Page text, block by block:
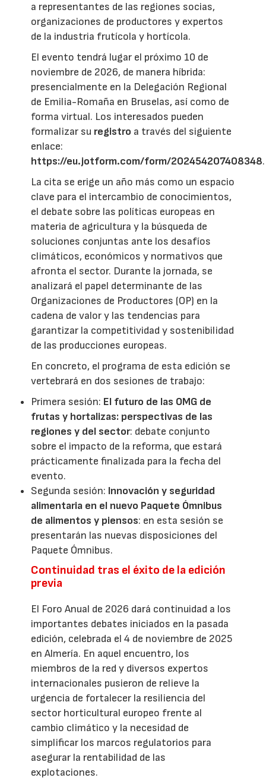
a representantes de las regiones socias,
organizaciones de productores y expertos
de la industria frutícola y hortícola.
El evento tendrá lugar el próximo 10 de
noviembre de 2026, de manera híbrida:
presencialmente en la Delegación Regional
de Emilia-Romaña en Bruselas, así como de
forma virtual. Los interesados pueden
formalizar su registro a través del siguiente
enlace:
https://eu.jotform.com/form/202454207408348.
La cita se erige un año más como un espacio
clave para el intercambio de conocimientos,
el debate sobre las políticas europeas en
materia de agricultura y la búsqueda de
soluciones conjuntas ante los desafíos
climáticos, económicos y normativos que
afronta el sector. Durante la jornada, se
analizará el papel determinante de las
Organizaciones de Productores (OP) en la
cadena de valor y las tendencias para
garantizar la competitividad y sostenibilidad
de las producciones europeas.
En concreto, el programa de esta edición se
vertebrará en dos sesiones de trabajo:
Primera sesión: El futuro de las OMG de
frutas y hortalizas: perspectivas de las
regiones y del sector: debate conjunto
sobre el impacto de la reforma, que estará
prácticamente finalizada para la fecha del
evento.
Segunda sesión: Innovación y seguridad
alimentaria en el nuevo Paquete Ómnibus
de alimentos y piensos: en esta sesión se
presentarán las nuevas disposiciones del
Paquete Ómnibus.
Continuidad tras el éxito de la edición
previa
El Foro Anual de 2026 dará continuidad a los
importantes debates iniciados en la pasada
edición, celebrada el 4 de noviembre de 2025
en Almería. En aquel encuentro, los
miembros de la red y diversos expertos
internacionales pusieron de relieve la
urgencia de fortalecer la resiliencia del
sector horticultural europeo frente al
cambio climático y la necesidad de
simplificar los marcos regulatorios para
asegurar la rentabilidad de las
explotaciones.